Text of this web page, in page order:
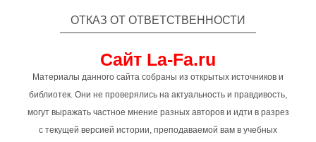
ОТКАЗ ОТ ОТВЕТСТВЕННОСТИ
Сайт La-Fa.ru
Материалы данного сайта собраны из открытых источников и
библиотек. Они не проверялись на актуальность и правдивость,
могут выражать частное мнение разных авторов и идти в разрез
с текущей версией истории, преподаваемой вам в учебных